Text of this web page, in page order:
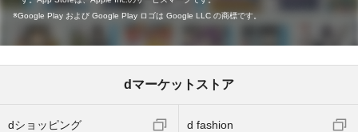
Google Play および Google Play ロゴは Google LLC の商標です。
dマーケットストア
dショッピング d fashion